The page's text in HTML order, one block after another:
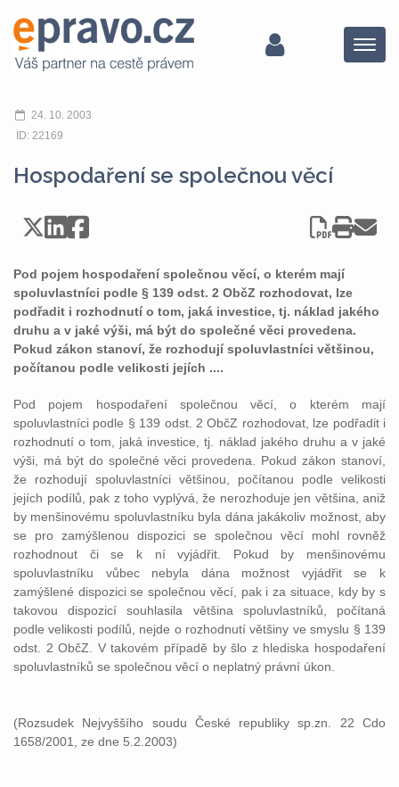
Menu
24. 10. 2003
ID: 22169
Hospodaření se společnou věcí
Pod pojem hospodaření společnou věcí, o kterém mají
spoluvlastníci podle § 139 odst. 2 ObčZ rozhodovat, lze
podřadit i rozhodnutí o tom, jaká investice, tj. náklad jakého
druhu a v jaké výši, má být do společné věci provedena.
Pokud zákon stanoví, že rozhodují spoluvlastníci většinou,
počítanou podle velikosti jejích ....
Pod pojem hospodaření společnou věcí, o kterém mají
spoluvlastníci podle § 139 odst. 2 ObčZ rozhodovat, lze podřadit i
rozhodnutí o tom, jaká investice, tj. náklad jakého druhu a v jaké
výši, má být do společné věci provedena. Pokud zákon stanoví,
že rozhodují spoluvlastníci většinou, počítanou podle velikosti
jejích podílů, pak z toho vyplývá, že nerozhoduje jen většina, aniž
by menšinovému spoluvlastníku byla dána jakákoliv možnost, aby
se pro zamýšlenou dispozici se společnou věcí mohl rovněž
rozhodnout či se k ní vyjádřit. Pokud by menšinovému
spoluvlastníku vůbec nebyla dána možnost vyjádřit se k
zamýšlené dispozici se společnou věcí, pak i za situace, kdy by s
takovou dispozicí souhlasila většina spoluvlastníků, počítaná
podle velikosti podílů, nejde o rozhodnutí většiny ve smyslu § 139
odst. 2 ObčZ. V takovém případě by šlo z hlediska hospodaření
spoluvlastníků se společnou věcí o neplatný právní úkon.
(Rozsudek Nejvyššího soudu České republiky sp.zn. 22 Cdo
1658/2001, ze dne 5.2.2003)